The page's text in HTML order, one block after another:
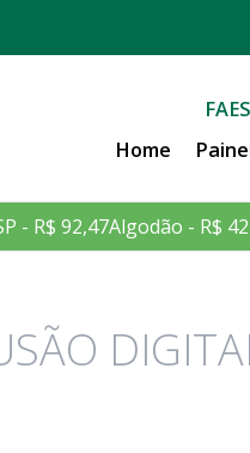
Home
- R$ 92,47Algodão - R$